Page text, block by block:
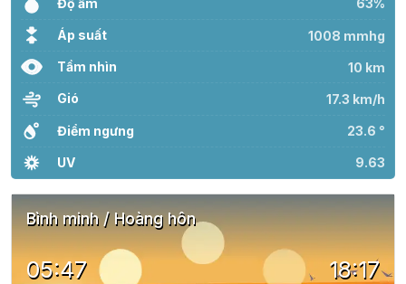
63%
Áp suất 1008 mmhg
Tầm nhìn 10 km
Gió 17.3 km/h
Điểm ngưng 23.6 °
UV 9.63
Bình minh / Hoàng hôn
05:47 18:17